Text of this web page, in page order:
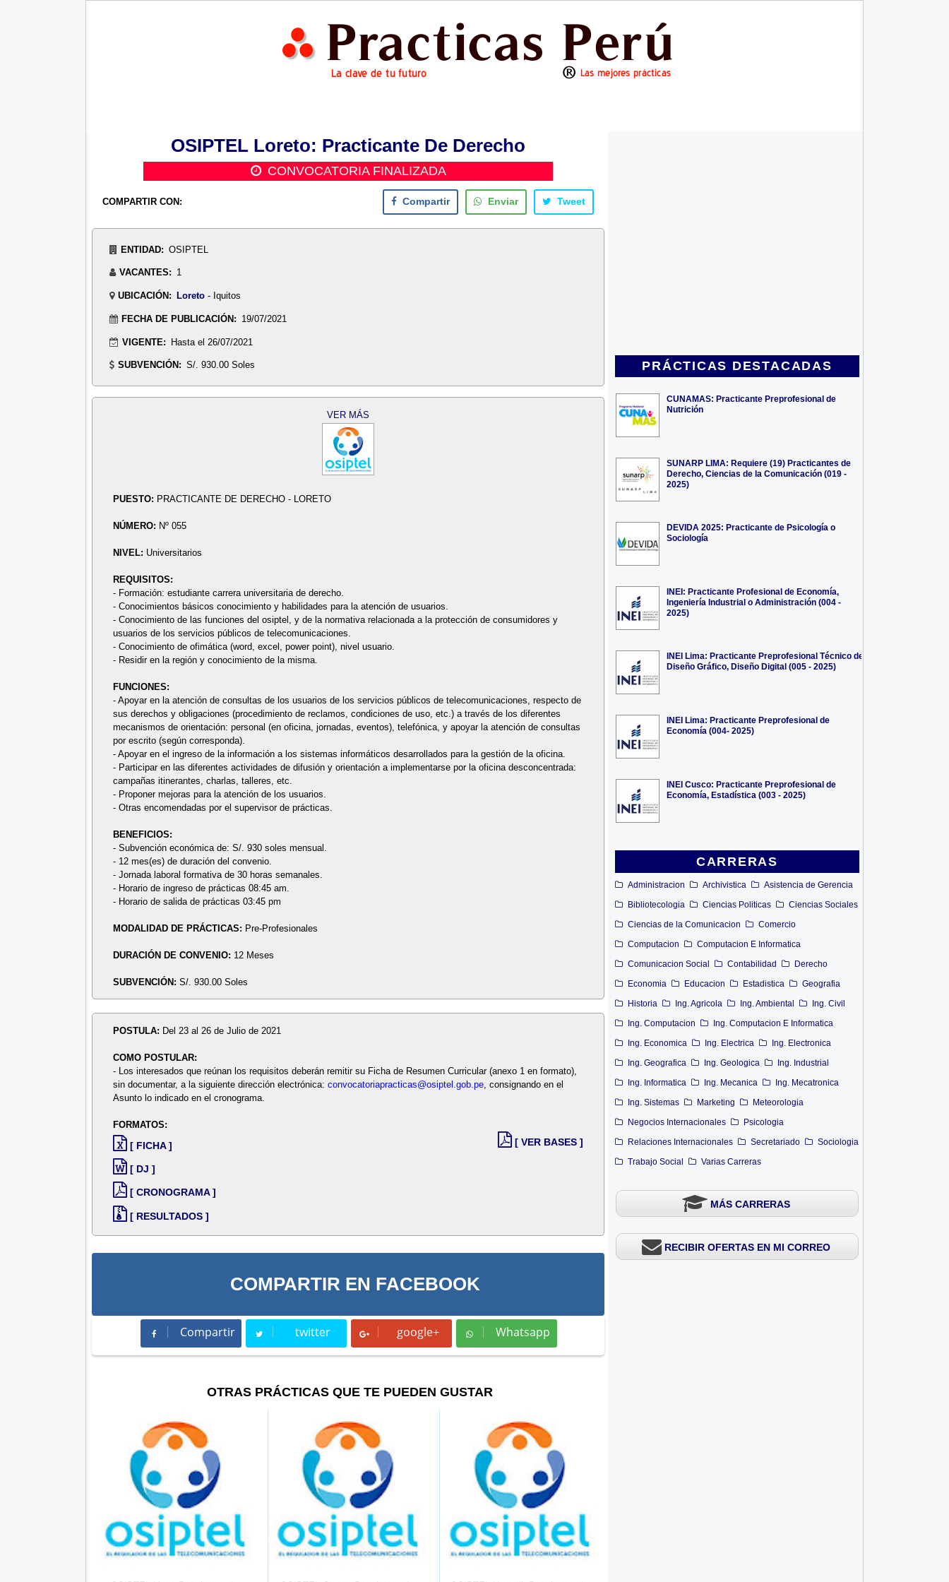
PRÁCTICAS DESTACADAS
CUNAMAS: Practicante Preprofesional de
Nutrición
SUNARP LIMA: Requiere (19) Practicantes de
Derecho, Ciencias de la Comunicación (019 -
2025)
DEVIDA 2025: Practicante de Psicología o
Sociología
INEI: Practicante Profesional de Economía,
Ingeniería Industrial o Administración (004 -
2025)
INEI Lima: Practicante Preprofesional Técnico de
Diseño Gráfico, Diseño Digital (005 - 2025)
INEI Lima: Practicante Preprofesional de
Economía (004- 2025)
INEI Cusco: Practicante Preprofesional de
Economía, Estadística (003 - 2025)
CARRERAS
Administracion Archivistica
Asistencia de Gerencia
Bibliotecologia
Ciencias Politicas
Ciencias Sociales
Ciencias de la Comunicacion
Comercio
Computacion
Computacion E Informatica
Comunicacion Social
Contabilidad
Derecho
Economia
Educacion Estadistica
Geografia
Historia
Ing. Agricola Ing. Ambiental
Ing. Civil
Ing. Computacion
Ing. Computacion E Informatica
Ing. Economica
Ing. Electrica
Ing. Electronica
Ing. Geografica
Ing. Geologica
Ing. Industrial
Ing. Informatica
Ing. Mecanica
Ing. Mecatronica
Ing. Sistemas
Marketing
Meteorologia
Negocios Internacionales
Psicologia
Relaciones Internacionales
Secretariado
Sociologia
Trabajo Social
Varias Carreras
MÁS CARRERAS
RECIBIR OFERTAS EN MI CORREO
OSIPTEL Loreto: Practicante De Derecho
CONVOCATORIA FINALIZADA
COMPARTIR CON: Compartir Enviar Tweet
ENTIDAD: OSIPTEL
VACANTES: 1
UBICACIÓN: Loreto- Iquitos
FECHA DE PUBLICACIÓN: 19/07/2021
VIGENTE: Hasta el 26/07/2021
SUBVENCIÓN: S/. 930.00 Soles
VER MÁS
PUESTO: PRACTICANTE DE DERECHO - LORETO
NÚMERO: Nº 055
NIVEL: Universitarios
REQUISITOS:
- Formación: estudiante carrera universitaria de derecho.
- Conocimientos básicos conocimiento y habilidades para la atención de usuarios.
- Conocimiento de las funciones del osiptel, y de la normativa relacionada a la protección de consumidores y
usuarios de los servicios públicos de telecomunicaciones.
- Conocimiento de ofimática (word, excel, power point), nivel usuario.
- Residir en la región y conocimiento de la misma.
FUNCIONES:
- Apoyar en la atención de consultas de los usuarios de los servicios públicos de telecomunicaciones, respecto de
sus derechos y obligaciones (procedimiento de reclamos, condiciones de uso, etc.) a través de los diferentes
mecanismos de orientación: personal (en oficina, jornadas, eventos), telefónica, y apoyar la atención de consultas
por escrito (según corresponda).
- Apoyar en el ingreso de la información a los sistemas informáticos desarrollados para la gestión de la oficina.
- Participar en las diferentes actividades de difusión y orientación a implementarse por la oficina desconcentrada:
campañas itinerantes, charlas, talleres, etc.
- Proponer mejoras para la atención de los usuarios.
- Otras encomendadas por el supervisor de prácticas.
BENEFICIOS:
- Subvención económica de: S/. 930 soles mensual.
- 12 mes(es) de duración del convenio.
- Jornada laboral formativa de 30 horas semanales.
- Horario de ingreso de prácticas 08:45 am.
- Horario de salida de prácticas 03:45 pm
MODALIDAD DE PRÁCTICAS: Pre-Profesionales
DURACIÓN DE CONVENIO: 12 Meses
SUBVENCIÓN:S/. 930.00 Soles
POSTULA: Del 23 al 26 de Julio de 2021
COMO POSTULAR:
- Los interesados que reúnan los requisitos deberán remitir su Ficha de Resumen Curricular (anexo 1 en formato),
sin documentar, a la siguiente dirección electrónica:convocatoriapracticas@osiptel.gob.pe , consignando en el
Asunto lo indicado en el cronograma.
FORMATOS:
[ FICHA ]
[ DJ ]
[ CRONOGRAMA ]
[ RESULTADOS ]
[ VER BASES ]
COMPARTIR EN FACEBOOK
Compartir
Compartir twitter
Tweet google+ Whatsapp
Whatsapp
OTRAS PRÁCTICAS QUE TE PUEDEN GUSTAR